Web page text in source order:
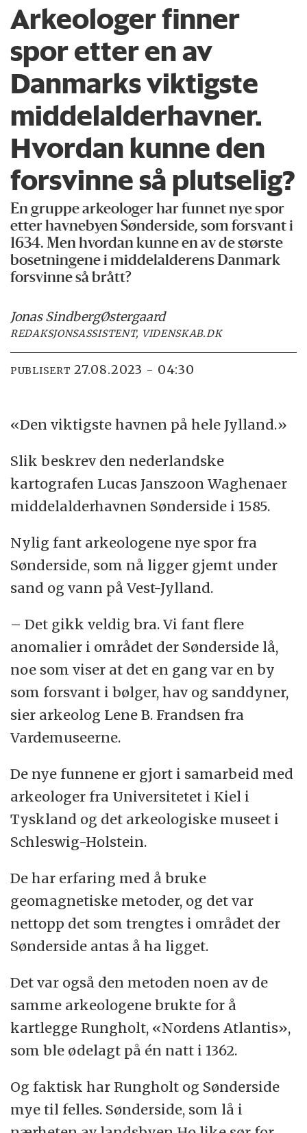
Arkeologer finner
spor etter en av
Danmarks viktigste
middelalderhavner.
Hvordan kunne den
forsvinne så plutselig?
En gruppe arkeologer har funnet nye spor
etter havnebyen Sønderside, som forsvant i
1634. Men hvordan kunne en av de største
bosetningene i middelalderens Danmark
forsvinne så brått?
Jonas SindbergØstergaard
REDAKSJONSASSISTENT, VIDENSKAB.DK
PUBLISERT 27.08.2023 - 04:30
«Den viktigste havnen på hele Jylland.»
Slik beskrev den nederlandske
kartografen Lucas Janszoon Waghenaer
middelalderhavnen Sønderside i 1585.
Nylig fant arkeologene nye spor fra
Sønderside, som nå ligger gjemt under
sand og vann på Vest-Jylland.
– Det gikk veldig bra. Vi fant flere
anomalier i området der Sønderside lå,
noe som viser at det en gang var en by
som forsvant i bølger, hav og sanddyner,
sier arkeolog Lene B. Frandsen fra
Vardemuseerne.
De nye funnene er gjort i samarbeid med
arkeologer fra Universitetet i Kiel i
Tyskland og det arkeologiske museet i
Schleswig-Holstein.
De har erfaring med å bruke
geomagnetiske metoder, og det var
nettopp det som trengtes i området der
Sønderside antas å ha ligget.
Det var også den metoden noen av de
samme arkeologene brukte for å
kartlegge Rungholt, «Nordens Atlantis»,
som ble ødelagt på én natt i 1362.
Og faktisk har Rungholt og Sønderside
mye til felles. Sønderside, som lå i